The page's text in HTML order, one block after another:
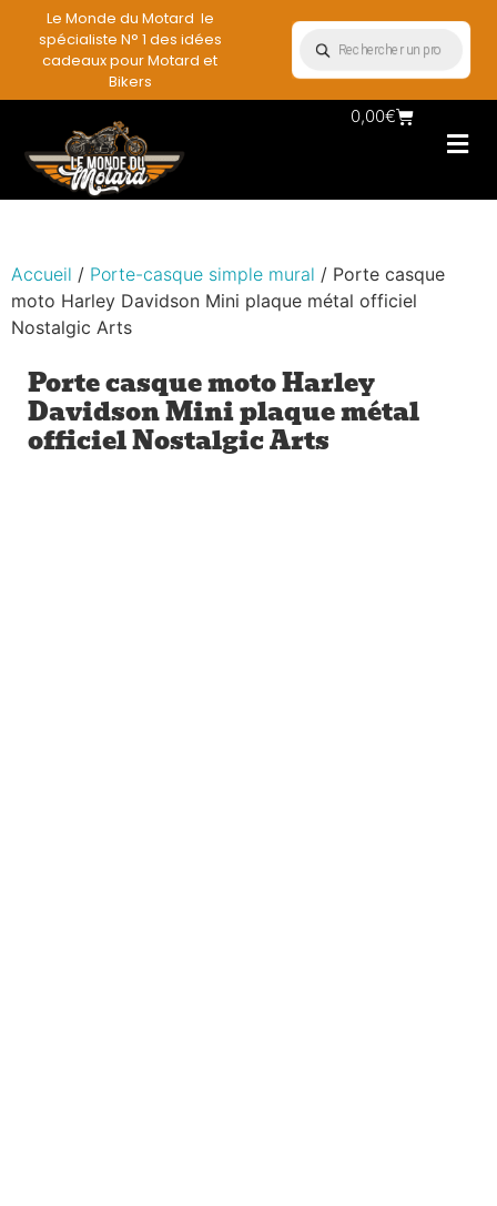
Le Monde du Motard le
spécialiste N° 1 des idées
cadeaux pour Motard et
Bikers
0,00€
Accueil / Porte-casque simple mural / Porte casque
moto Harley Davidson Mini plaque métal officiel
Nostalgic Arts
Porte casque moto Harley
Davidson Mini plaque métal
officiel Nostalgic Arts